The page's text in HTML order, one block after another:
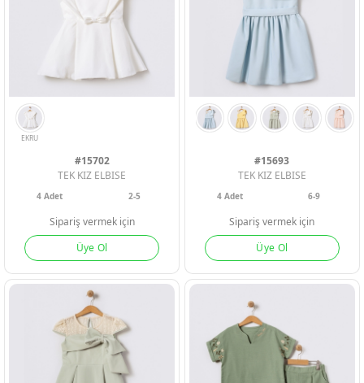
#15702
TEK KIZ ELBISE
4Adet 2-5
Sipariş vermek için
Üye Ol
#15693
TEK KIZ ELBISE
4 Adet 6-9
Sipariş vermek için
Üye Ol